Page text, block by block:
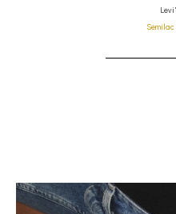
Semilac